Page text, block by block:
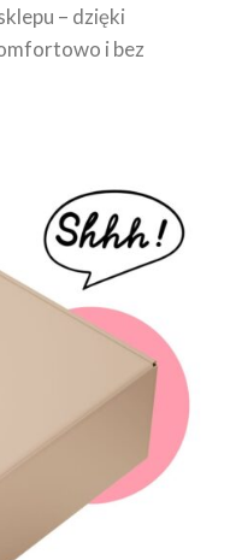
i bez